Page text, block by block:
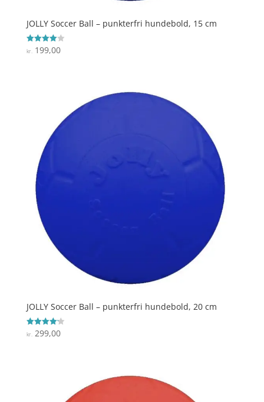
JOLLY Soccer Ball – punkterfri hundebold, 15 cm
Vurderet
4
kr.199,00
JOLLY Soccer Ball – punkterfri hundebold, 20 cm
Vurderet
4.2
kr.299,00